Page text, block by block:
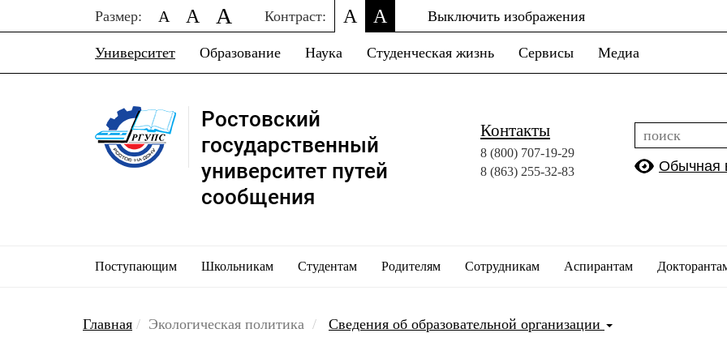
Размер: A A A Контраст: A A Выключить изображения
Университет Образование Наука Студенческая жизнь Сервисы Медиа
Ростовский
государственный
университет путей
сообщения
Контакты
8 (800) 707-19-29
8 (863) 255-32-83 Обычная
Поступающим Школьникам Студентам Родителям Сотрудникам Аспирантам
Главная Экологическая политика Сведения об образовательной организации